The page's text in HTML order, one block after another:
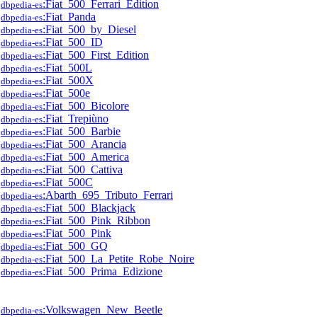
dbpedia-es:Fiat_500_Ferrari_Edition
dbpedia-es:Fiat_Panda
dbpedia-es:Fiat_500_by_Diesel
dbpedia-es:Fiat_500_ID
dbpedia-es:Fiat_500_First_Edition
dbpedia-es:Fiat_500L
dbpedia-es:Fiat_500X
dbpedia-es:Fiat_500e
dbpedia-es:Fiat_500_Bicolore
dbpedia-es:Fiat_Trepiùno
dbpedia-es:Fiat_500_Barbie
dbpedia-es:Fiat_500_Arancia
dbpedia-es:Fiat_500_America
dbpedia-es:Fiat_500_Cattiva
dbpedia-es:Fiat_500C
dbpedia-es:Abarth_695_Tributo_Ferrari
dbpedia-es:Fiat_500_Blackjack
dbpedia-es:Fiat_500_Pink_Ribbon
dbpedia-es:Fiat_500_Pink
dbpedia-es:Fiat_500_GQ
dbpedia-es:Fiat_500_La_Petite_Robe_Noire
dbpedia-es:Fiat_500_Prima_Edizione
dbpedia-es:Volkswagen_New_Beetle